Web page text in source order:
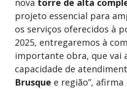
nova torre de alta
projeto essencial para
os serviços oferecidos à
2025, entregaremos à
importante obra, que vai
capacidade de
Brusque e região”, afirma